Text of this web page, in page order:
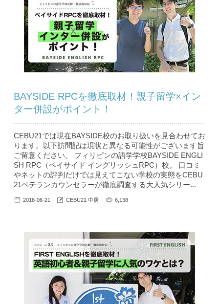
BAYSIDE RPCを徹底取材！親子留学×イン
ター併設がポイント！
CEBU21では現在BAYSIDE校のお取り扱いを見合わせてお
ります。以下訪問記は現状と異なる可能性がございます旨
ご留意ください。 フィリピンの語学学校BAYSIDE ENGLI
SH RPC（ベイサイド イングリッシュRPC）校。 口コミ
やネットの評判だけでは見えてこない学校の実態をCEBU
21ベテランカウンセラーが徹底調査する大人気シリー...
2018-06-21 CEBU21 中居 6,138